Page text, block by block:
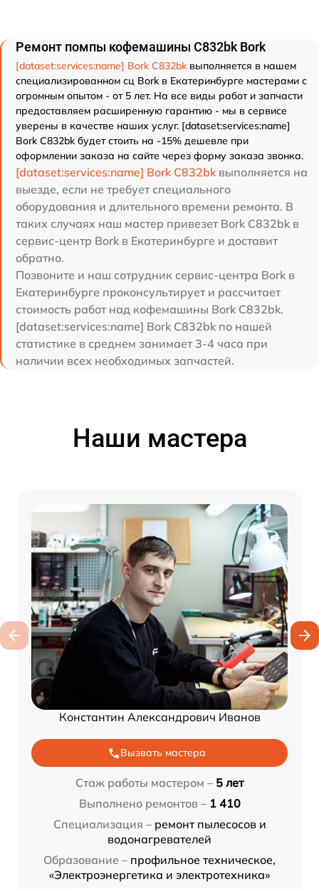
Ремонт помпы кофемашины C832bk Bork
[dataset:services:name] Bork C832bk выполняется в нашем
специализированном сц Bork в Екатеринбурге мастерами с
огромным опытом - от 5 лет. На все виды работ и запчасти
предоставляем расширенную гарантию - мы в сервисе
уверены в качестве наших услуг. [dataset:services:name]
Bork C832bk будет стоить на -15% дешевле при
оформлении заказа на сайте через форму заказа звонка.
[dataset:services:name] Bork C832bk выполняется на
выезде, если не требует специального
оборудования и длительного времени ремонта. В
таких случаях наш мастер привезет Bork C832bk в
сервис-центр Bork в Екатеринбурге и доставит
обратно.
Позвоните и наш сотрудник сервис-центра Bork в
Екатеринбурге проконсультирует и рассчитает
стоимость работ над кофемашины Bork C832bk.
[dataset:services:name] Bork C832bk по нашей
статистике в среднем занимает 3-4 часа при
наличии всех необходимых запчастей.
Наши мастера
Константин Александрович Иванов
Вызвать мастера
Стаж работы мастером – 5 лет
Выполнено ремонтов – 1 410
Специализация – ремонт пылесосов и
водонагревателей
Образование – профильное техническое,
«Электроэнергетика и электротехника»